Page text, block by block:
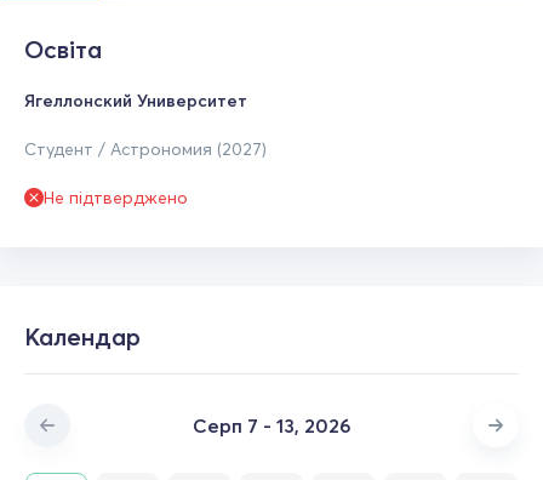
Освіта
Ягеллонский Университет
Студент / Астрономия (2027)
Не підтверджено
Календар
Серп 7 - 13, 2026